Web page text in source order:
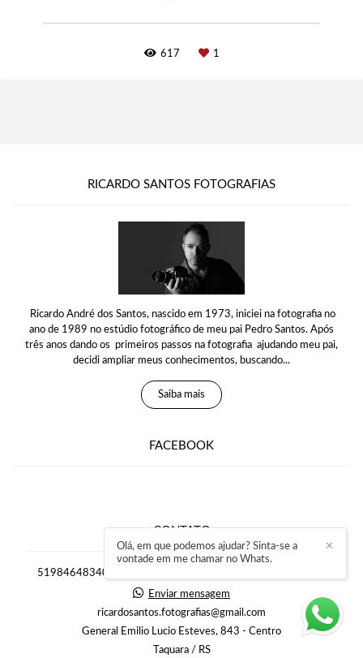
617 1
RICARDO SANTOS FOTOGRAFIAS
Ricardo André dos Santos, nascido em 1973, iniciei na fotografia no
ano de 1989 no estúdio fotográfico de meu pai Pedro Santos. Após
três anos dando os primeiros passos na fotografia ajudando meu pai,
decidi ampliar meus conhecimentos, buscando...
Saiba mais
FACEBOOK
CONTATO
51984648340 Eventos / 5198449-6323 Ensaios em Estudio
Enviar mensagem
ricardosantos.fotografias@gmail.com
General Emilio Lucio Esteves, 843 - Centro
Taquara / RS
✕
Olá, em que podemos ajudar? Sinta-se a
vontade em me chamar no Whats.